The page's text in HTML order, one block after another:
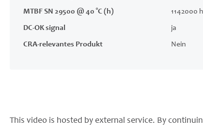
MTBF SN 29500 @ 40 °C (h) 1142000 h
DC-OK signal ja
CRA-relevantes Produkt Nein
This video is hosted by external service. By